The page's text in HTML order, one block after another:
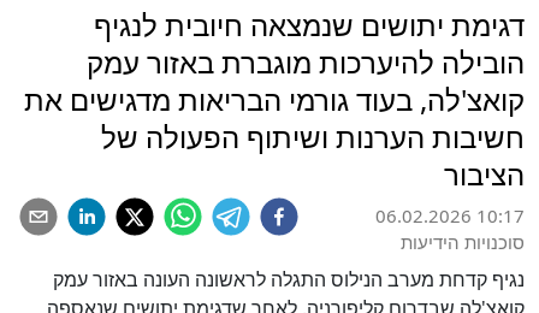
דגימת יתושים שנמצאה חיובית לנגיף
הובילה להיערכות מוגברת באזור עמק
קואצ'לה, בעוד גורמי הבריאות מדגישים את
חשיבות הערנות ושיתוף הפעולה של
הציבור
06.02.2026 10:17
סוכנויות הידיעות
נגיף קדחת מערב הנילוס התגלה לראשונה העונה באזור עמק